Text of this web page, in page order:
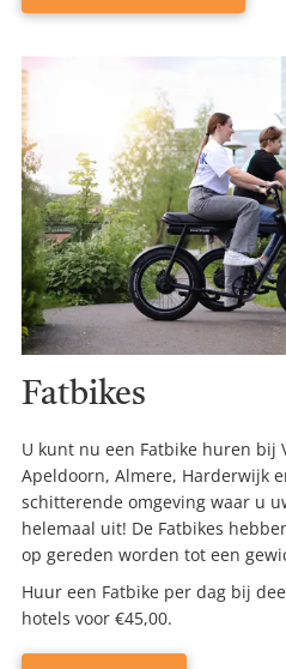
Fatbikes
U kunt nu een Fatbike huren bij
Apeldoorn, Almere, Harderwijk
schitterende omgeving waar u
helemaal uit! De Fatbikes
op gereden worden tot een
Huur een Fatbike per dag bij
hotels voor €45,00.